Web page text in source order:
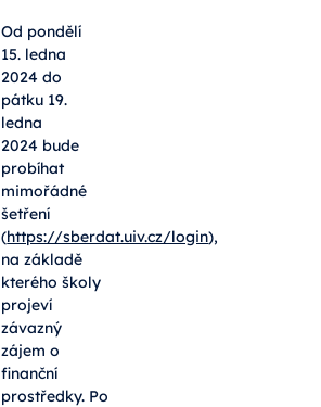
Od pondělí
15. ledna
2024 do
pátku 19.
ledna
2024 bude
probíhat
mimořádné
šetření
(https://sberdat.uiv.cz/login),
na základě
kterého školy
projeví
závazný
zájem o
finanční
prostředky. Po